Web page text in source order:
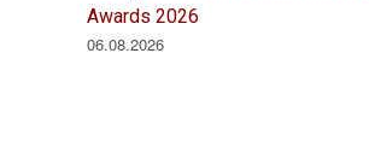
Awards 2026
06.08.2026